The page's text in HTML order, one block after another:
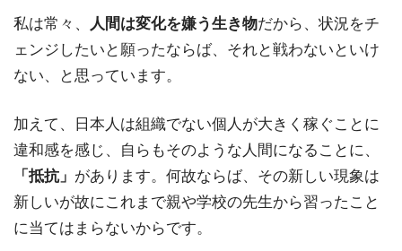
私は常々、 人間は変化を嫌う生き物だから、状況をチ
ェンジしたいと願ったならば、それと戦わないといけ
ない、と思っています。
加えて、日本人は組織でない個人が大きく稼ぐことに
違和感を感じ、自らもそのような人間になることに、
「抵抗」 があります。何故ならば、その新しい現象は
新しいが故にこれまで親や学校の先生から習ったこと
に当てはまらないからです。